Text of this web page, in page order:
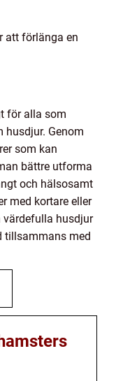
att förlänga en
för alla som
husdjur. Genom
som kan
bättre utforma
och hälsosamt
med kortare eller
värdefulla husdjur
tillsammans med